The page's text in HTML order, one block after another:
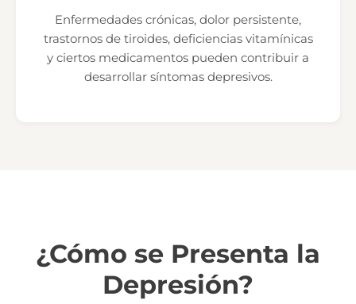
Enfermedades crónicas, dolor persistente,
trastornos de tiroides, deficiencias vitamínicas
y ciertos medicamentos pueden contribuir a
desarrollar síntomas depresivos.
¿Cómo se Presenta la
Depresión?